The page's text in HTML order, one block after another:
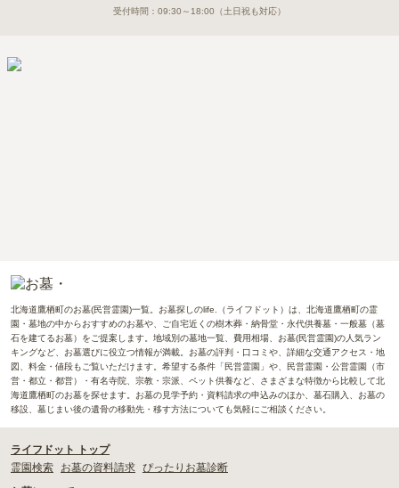
受付時間： 09:30～18:00 （土日祝も対応）
北海道鷹栖町のお墓(民営霊園)一覧。お墓探しのlife.（ライフドット）は、北海道鷹栖町の霊
園・墓地の中からおすすめのお墓や、ご自宅近くの樹木葬・納骨堂・永代供養墓・一般墓（墓
石を建てるお墓）をご提案します。地域別の墓地一覧、費用相場、お墓(民営霊園)の人気ラン
キングなど、お墓選びに役立つ情報が満載。お墓の評判・口コミや、詳細な交通アクセス・地
図、料金・値段もご覧いただけます。希望する条件「民営霊園」や、民営霊園・公営霊園（市
営・都立・都営）・有名寺院、宗教・宗派、ペット供養など、さまざまな特徴から比較して北
海道鷹栖町のお墓を探せます。お墓の見学予約・資料請求の申込みのほか、墓石購入、お墓の
移設、墓じまい後の遺骨の移動先・移す方法についても気軽にご相談ください。
ライフドット トップ
霊園検索
お墓の資料請求 ぴったりお墓診断